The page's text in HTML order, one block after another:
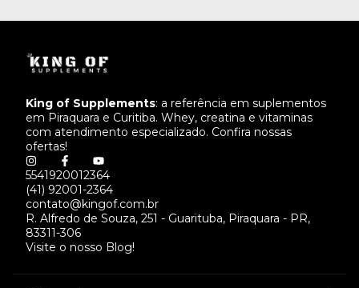
King of Supplements: a referência em suplementos
em Piraquara e Curitiba. Whey, creatina e vitaminas
com atendimento especializado. Confira nossas
ofertas!
5541920012364
(41) 92001-2364
contato@kingof.com.br
R. Alfredo de Souza, 251 - Guarituba, Piraquara - PR,
83311-306
Visite o nosso Blog!